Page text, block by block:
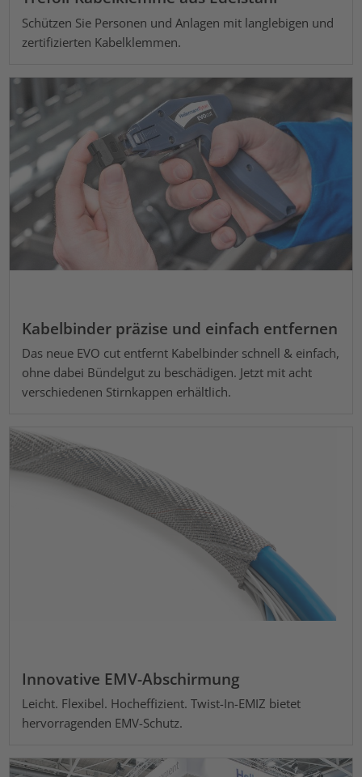
Schützen Sie Personen und Anlagen mit langlebigen und
zertifizierten Kabelklemmen.
Kabelbinder präzise und einfach entfernen
Das neue EVO cut entfernt Kabelbinder schnell & einfach,
ohne dabei Bündelgut zu beschädigen. Jetzt mit acht
verschiedenen Stirnkappen erhältlich.
Innovative EMV-Abschirmung
Leicht. Flexibel. Hocheffizient. Twist-In-EMIZ bietet
hervorragenden EMV-Schutz.